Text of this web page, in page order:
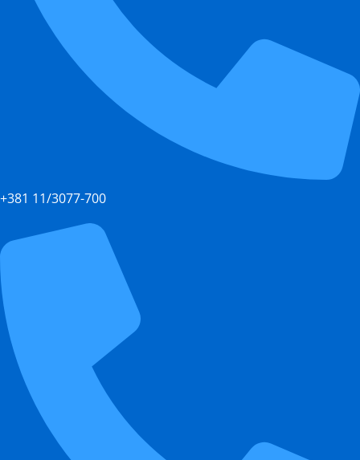
+381 11/3077-700